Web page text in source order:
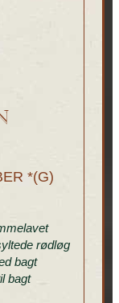
*(G)
rødløg
bagt
bagt